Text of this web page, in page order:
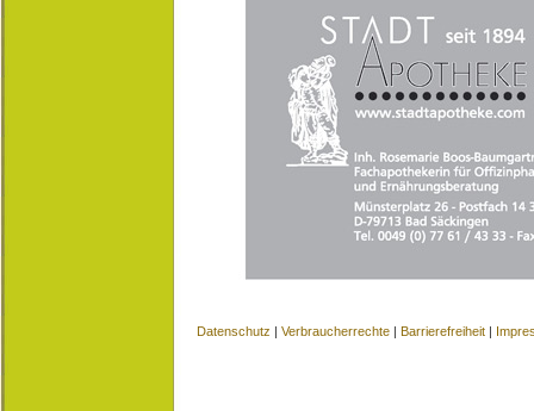
Datenschutz | Verbraucherrechte | Barrierefreiheit |